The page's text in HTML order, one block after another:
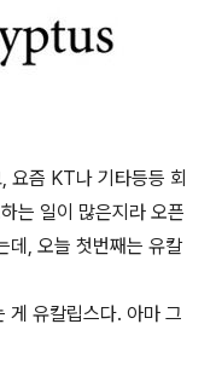
요즘 KT나 기타등등 회
는 일이 많은지라 오픈
데, 오늘 첫번째는 유칼
게 유칼립스다. 아마 그